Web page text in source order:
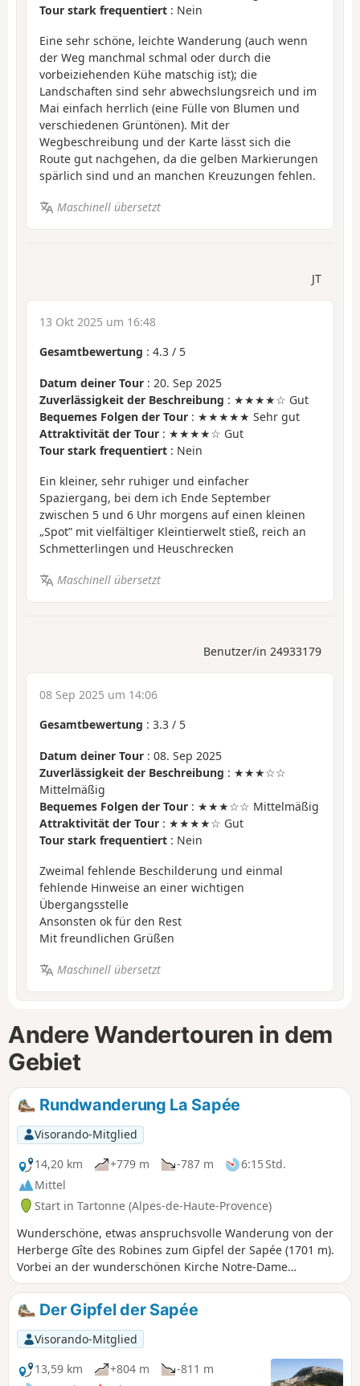
Tour stark frequentiert : Nein
Eine sehr schöne, leichte Wanderung (auch wenn
der Weg manchmal schmal oder durch die
vorbeiziehenden Kühe matschig ist); die
Landschaften sind sehr abwechslungsreich und im
Mai einfach herrlich (eine Fülle von Blumen und
verschiedenen Grüntönen). Mit der
Wegbeschreibung und der Karte lässt sich die
Route gut nachgehen, da die gelben Markierungen
spärlich sind und an manchen Kreuzungen fehlen.
Maschinell übersetzt
JT
13 Okt 2025 um 16:48
Gesamtbewertung : 4.3 / 5
Datum deiner Tour : 20. Sep 2025
Zuverlässigkeit der Beschreibung : ★★★★☆ Gut
Bequemes Folgen der Tour : ★★★★★ Sehr gut
Attraktivität der Tour : ★★★★☆ Gut
Tour stark frequentiert : Nein
Ein kleiner, sehr ruhiger und einfacher
Spaziergang, bei dem ich Ende September
zwischen 5 und 6 Uhr morgens auf einen kleinen
„Spot” mit vielfältiger Kleintierwelt stieß, reich an
Schmetterlingen und Heuschrecken
Maschinell übersetzt
Benutzer/in 24933179
08 Sep 2025 um 14:06
Gesamtbewertung : 3.3 / 5
Datum deiner Tour : 08. Sep 2025
Zuverlässigkeit der Beschreibung : ★★★☆☆
Mittelmäßig
Bequemes Folgen der Tour : ★★★☆☆ Mittelmäßig
Attraktivität der Tour : ★★★★☆ Gut
Tour stark frequentiert : Nein
Zweimal fehlende Beschilderung und einmal
fehlende Hinweise an einer wichtigen
Übergangsstelle
Ansonsten ok für den Rest
Mit freundlichen Grüßen
Maschinell übersetzt
Andere Wandertouren in dem
Gebiet
Rundwanderung La Sapée
Visorando-Mitglied
14,20 km
+779 m -787 m
6:15 Std.
Mittel
Start in Tartonne (Alpes-de-Haute-Provence)
Wunderschöne, etwas anspruchsvolle Wanderung von der
Herberge Gîte des Robines zum Gipfel der Sapée (1701 m).
Vorbei an der wunderschönen Kirche Notre-Dame
d’Entraigues und in der Nähe des Salzbrunnens von
Tartonne. Herrliche Ausblicke auf das Tal Vallée de l'Asse.
Dichter Nadelwald beim Aufstieg und Laubwald beim
Abstieg.Die App Visorando wird dringend empfohlen.
Der Gipfel der Sapée
Visorando-Mitglied
13,59 km
+804 m
-811 m